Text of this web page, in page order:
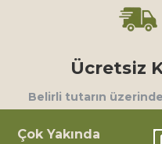
Ücretsiz
Belirli tutarın
Çok Yakında